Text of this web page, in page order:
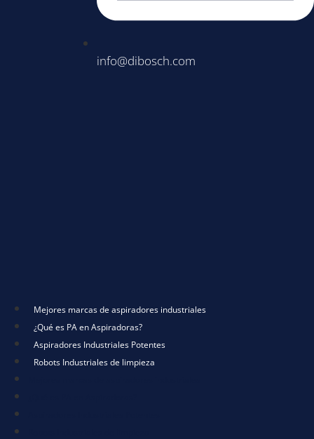
info@dibosch.com
Mejores marcas de aspiradores industriales
¿Qué es PA en Aspiradoras?
Aspiradores Industriales Potentes
Robots Industriales de limpieza